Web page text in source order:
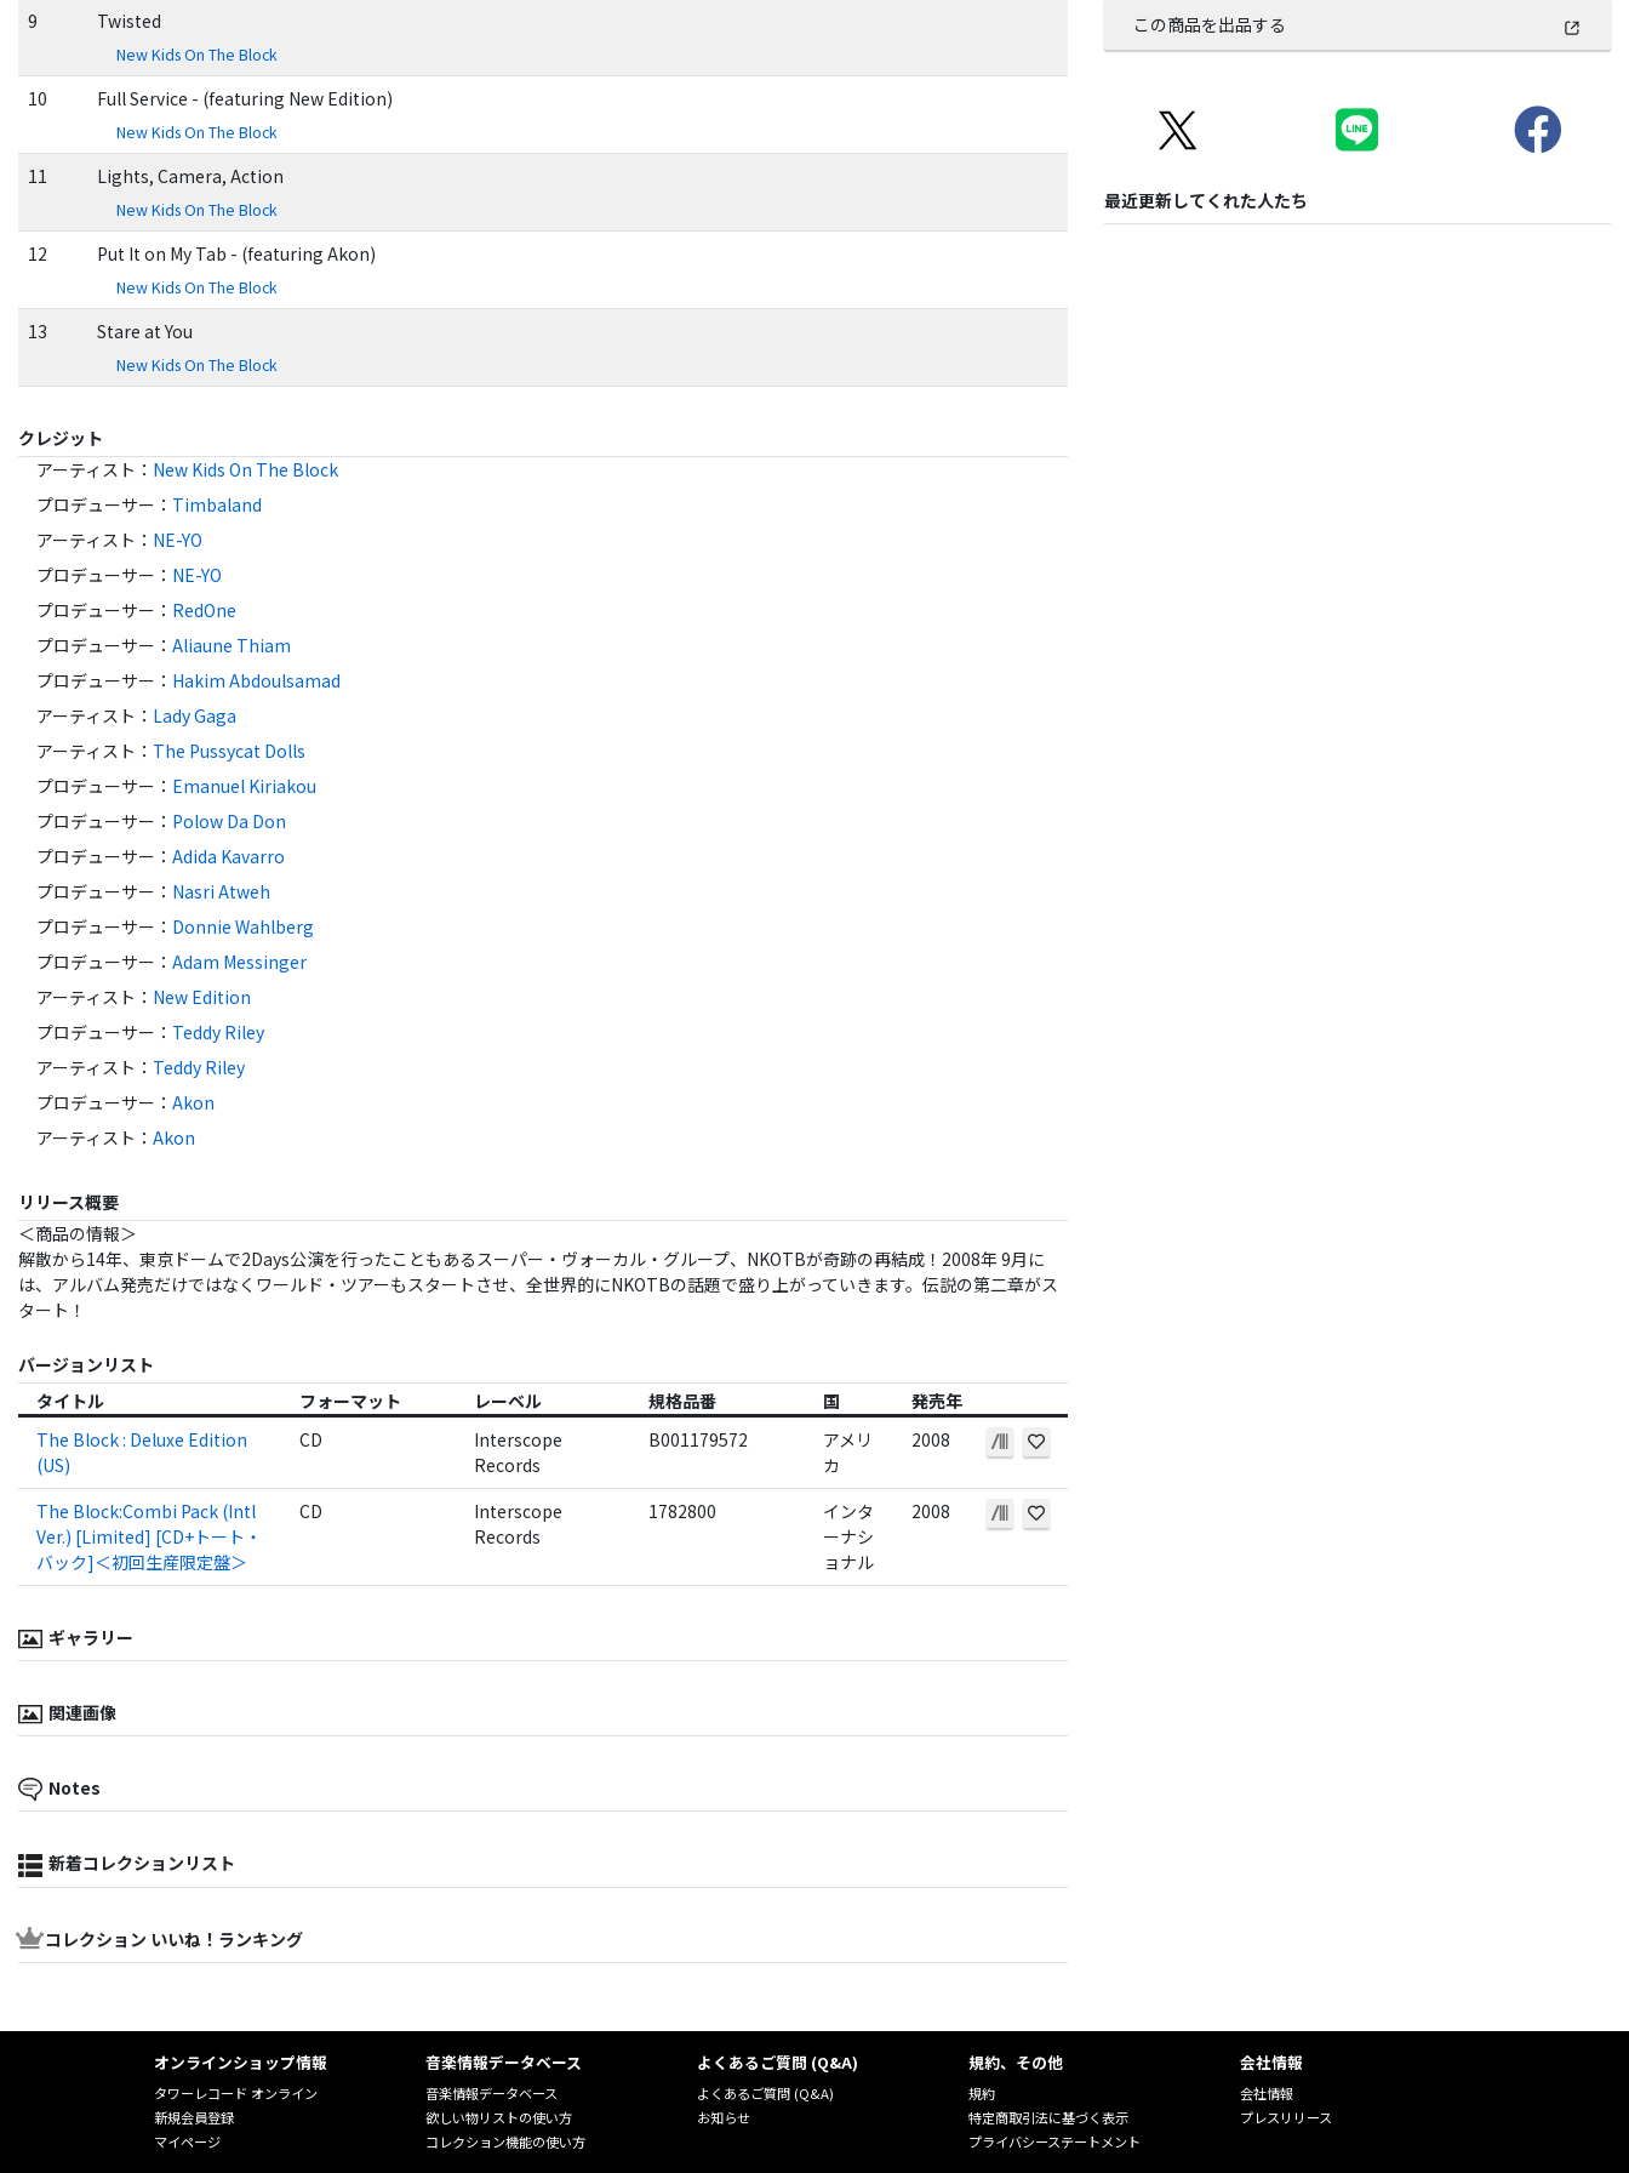
9 Twisted
New Kids On The Block
10 Full Service - (featuring New Edition)
New Kids On The Block
11 Lights, Camera, Action
New Kids On The Block
12 Put It on My Tab - (featuring Akon)
New Kids On The Block
13 Stare at You
New Kids On The Block
クレジット
アーティスト ： New Kids On The Block
プロデューサー ： Timbaland
アーティスト ： NE-YO
プロデューサー ： NE-YO
プロデューサー ： RedOne
プロデューサー ： Aliaune Thiam
プロデューサー ： Hakim Abdoulsamad
アーティスト ： Lady Gaga
アーティスト ： The Pussycat Dolls
プロデューサー ： Emanuel Kiriakou
プロデューサー ： Polow Da Don
プロデューサー ： Adida Kavarro
プロデューサー ： Nasri Atweh
プロデューサー ： Donnie Wahlberg
プロデューサー ： Adam Messinger
アーティスト ： New Edition
プロデューサー ： Teddy Riley
アーティスト ： Teddy Riley
プロデューサー ： Akon
アーティスト ： Akon
リリース概要
＜商品の情報＞
解散から14年、東京ドームで2Days公演を行ったこともあるスーパー・ヴォーカル・グループ、NKOTBが奇跡の再結成！2008年 9月に
は、アルバム発売だけではなくワールド・ツアーもスタートさせ、全世界的にNKOTBの話題で盛り上がっていきます。伝説の第二章がス
タート！
バージョンリスト
タイトル
フォーマット レーベル 規格品番 国
発売年
The Block : Deluxe Edition
(US)
CD
Interscope
Records
B001179572
アメリ
カ
2008
The Block:Combi Pack (Intl
Ver.) [Limited] [CD+トート・
バック]＜初回生産限定盤＞
CD
Interscope
Records
1782800
インタ
ーナシ
ョナル
2008
ギャラリー
関連画像
Notes
新着コレクションリスト
コレクション いいね！ランキング
この商品を出品する
最近更新してくれた人たち
オンラインショップ情報
タワーレコード オンライン
新規会員登録
マイページ
音楽情報データベース
音楽情報データベース
欲しい物リストの使い方
コレクション機能の使い方
よくあるご質問 (Q&A)
よくあるご質問 (Q&A)
お知らせ
規約、その他
規約
特定商取引法に基づく表示
プライバシーステートメント
会社情報
会社情報
プレスリリース